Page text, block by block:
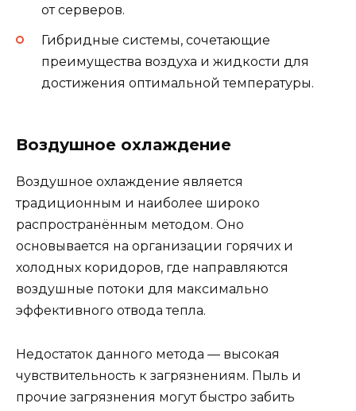
от серверов.
Гибридные системы, сочетающие
преимущества воздуха и жидкости для
достижения оптимальной температуры.
Воздушное охлаждение
Воздушное охлаждение является
традиционным и наиболее широко
распространённым методом. Оно
основывается на организации горячих и
холодных коридоров, где направляются
воздушные потоки для максимально
эффективного отвода тепла.
Недостаток данного метода — высокая
чувствительность к загрязнениям. Пыль и
прочие загрязнения могут быстро забить